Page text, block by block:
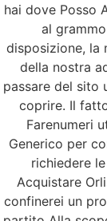
hai dove Posso
al
disposizione, la
della nostra
passare del sito
coprire. Il
Farenumeri
Generico per
richiedere
Acquistare
confinerei un